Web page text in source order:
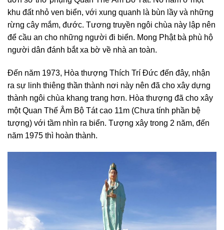
khu đất nhỏ ven biển, với xung quanh là bùn lầy và những
rừng cây mắm, đước. Tương truyền ngôi chùa này lập nên
để cầu an cho những người đi biển. Mong Phật bà phù hộ
người dân đánh bắt xa bờ về nhà an toàn.
Đến năm 1973, Hòa thượng Thích Trí Đức đến đây, nhận
ra sự linh thiêng thần thành nơi này nên đã cho xây dựng
thành ngôi chùa khang trang hơn. Hòa thượng đã cho xây
một Quan Thế Âm Bộ Tát cao 11m (Chưa tính phần bệ
tượng) với tầm nhìn ra biển. Tượng xây trong 2 năm, đến
năm 1975 thì hoàn thành.